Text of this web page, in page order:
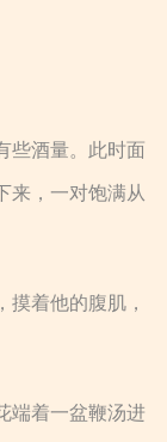
些酒量。此时面
来，一对饱满从
着他的腹肌，
端着一盆鞭汤进